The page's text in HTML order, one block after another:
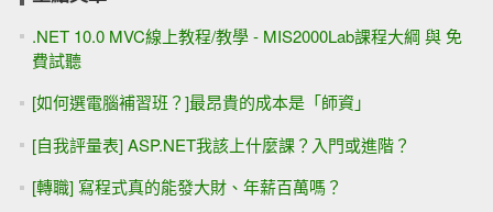
.NET 10.0 MVC線上教程/教學 - MIS2000Lab課程大綱 與 免
費試聽
[如何選電腦補習班？]最昂貴的成本是「師資」
[自我評量表] ASP.NET我該上什麼課？入門或進階？
[轉職] 寫程式真的能發大財、年薪百萬嗎？